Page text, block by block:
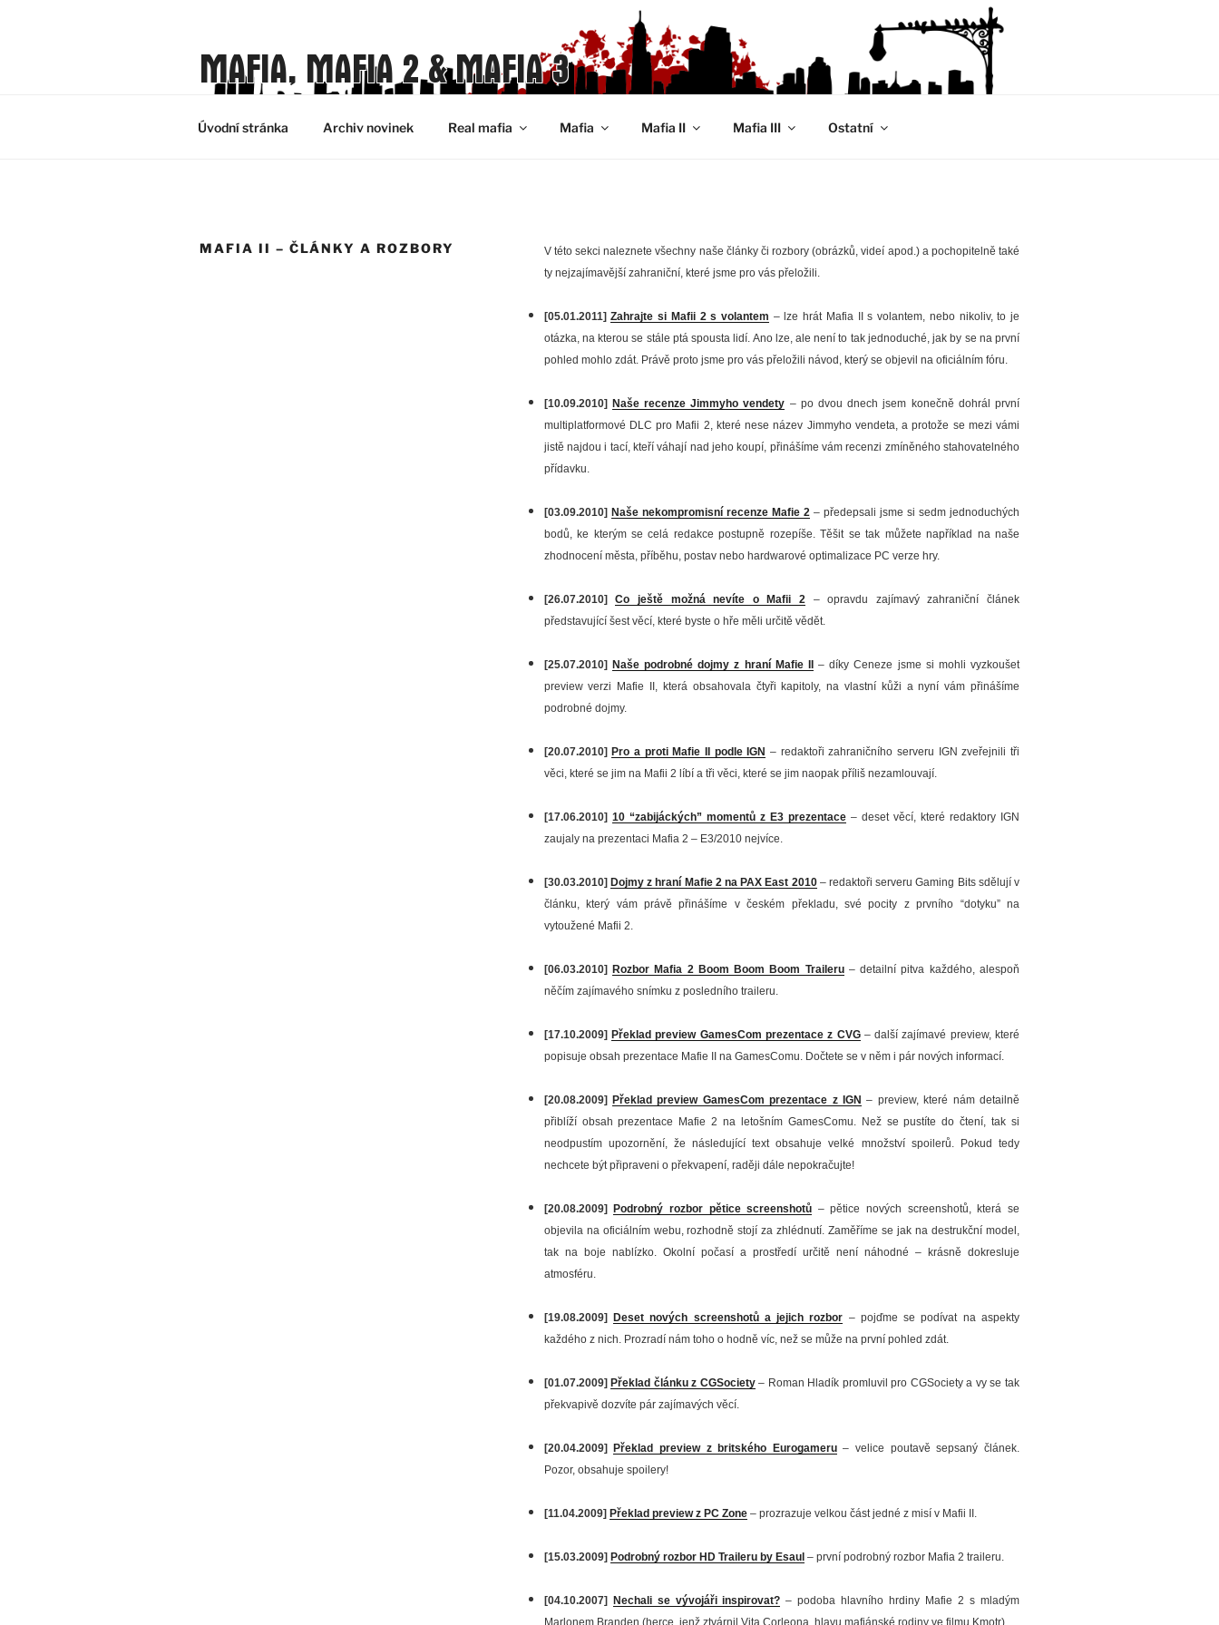
MAFIA, MAFIA 2 & MAFIA 3
Úvodní stránka Archiv novinek Real mafia Mafia Mafia II Mafia III Ostatní
MAFIA II – ČLÁNKY A ROZBORY
V této sekci naleznete všechny naše články či rozbory (obrázků, videí apod.) a pochopitelně také
ty nejzajímavější zahraniční, které jsme pro vás přeložili.
[05.01.2011]Zahrajte si Mafii 2 s volantem – lze hrát Mafia II s volantem, nebo nikoliv, to je
otázka, na kterou se stále ptá spousta lidí. Ano lze, ale není to tak jednoduché, jak by se na první
pohled mohlo zdát. Právě proto jsme pro vás přeložili návod, který se objevil na oficiálním fóru.
[10.09.2010] Naše recenze Jimmyho vendety – po dvou dnech jsem konečně dohrál první
multiplatformové DLC pro Mafii 2, které nese název Jimmyho vendeta, a protože se mezi vámi
jistě najdou i tací, kteří váhají nad jeho koupí, přinášíme vám recenzi zmíněného stahovatelného
přídavku.
[03.09.2010] Naše nekompromisní recenze Mafie 2– předepsali jsme si sedm jednoduchých
bodů, ke kterým se celá redakce postupně rozepíše. Těšit se tak můžete například na naše
zhodnocení města, příběhu, postav nebo hardwarové optimalizace PC verze hry.
[26.07.2010]Co ještě možná nevíte o Mafii 2– opravdu zajímavý zahraniční článek
představující šest věcí, které byste o hře měli určitě vědět.
[25.07.2010] Naše podrobné dojmy z hraní Mafie II
– díky Ceneze jsme si mohli vyzkoušet
preview verzi Mafie II, která obsahovala čtyři kapitoly, na vlastní kůži a nyní vám přinášíme
podrobné dojmy.
[20.07.2010] Pro a proti Mafie II podle IGN – redaktoři zahraničního serveru IGN zveřejnili tři
věci, které se jim na Mafii 2 líbí a tři věci, které se jim naopak příliš nezamlouvají.
[17.06.2010] 10 “zabijáckých” momentů z E3 prezentace– deset věcí, které redaktory IGN
zaujaly na prezentaci Mafia 2 – E3/2010 nejvíce.
[30.03.2010] Dojmy z hraní Mafie 2 na PAX East 2010– redaktoři serveru Gaming Bits sdělují v
článku, který vám právě přinášíme v českém překladu, své pocity z prvního “dotyku” na
vytoužené Mafii 2.
[06.03.2010] Rozbor Mafia 2 Boom Boom Boom Traileru– detailní pitva každého, alespoň
něčím zajímavého snímku z posledního traileru.
[17.10.2009] Překlad preview GamesCom prezentace z CVG– další zajímavé preview, které
popisuje obsah prezentace Mafie II na GamesComu. Dočtete se v něm i pár nových informací.
[20.08.2009] Překlad preview GamesCom prezentace z IGN – preview, které nám detailně
přiblíží obsah prezentace Mafie 2 na letošním GamesComu. Než se pustíte do čtení, tak si
neodpustím upozornění, že následující text obsahuje velké množství spoilerů. Pokud tedy
nechcete být připraveni o překvapení, raději dále nepokračujte!
[20.08.2009] Podrobný rozbor pětice screenshotů – pětice nových screenshotů, která se
objevila na oficiálním webu, rozhodně stojí za zhlédnutí. Zaměříme se jak na destrukční model,
tak na boje nablízko. Okolní počasí a prostředí určitě není náhodné – krásně dokresluje
atmosféru.
[19.08.2009] Deset nových screenshotů a jejich rozbor – pojďme se podívat na aspekty
každého z nich. Prozradí nám toho o hodně víc, než se může na první pohled zdát.
[01.07.2009] Překlad článku z CGSociety– Roman Hladík promluvil pro CGSociety a vy se tak
překvapivě dozvíte pár zajímavých věcí.
[20.04.2009] Překlad preview z britského Eurogameru– velice poutavě sepsaný článek.
Pozor, obsahuje spoilery!
[11.04.2009] Překlad preview z PC Zone– prozrazuje velkou část jedné z misí v Mafii II.
[15.03.2009] Podrobný rozbor HD Traileru by Esaul – první podrobný rozbor Mafia 2 traileru.
[04.10.2007] Nechali se vývojáři inspirovat? – podoba hlavního hrdiny Mafie 2 s mladým
Marlonem Branden (herce, jenž ztvárnil Vita Corleona, hlavu mafiánské rodiny ve filmu Kmotr).